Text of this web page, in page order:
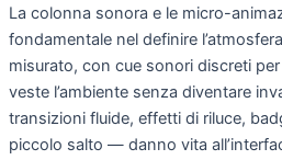
La colonna sonora e le micro-
fondamentale nel definire
misurato, con cue sonori discreti
veste l’ambiente senza diventare
transizioni fluide, effetti di riluce,
piccolo salto — danno vita